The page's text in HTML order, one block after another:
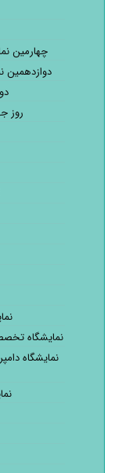
چهارمین
دوازدهمین
روز
نمایشگاه